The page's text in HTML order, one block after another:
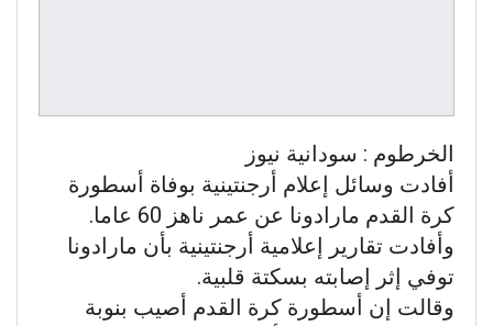
الخرطوم : سودانية نيوز
أفادت وسائل إعلام أرجنتينية بوفاة أسطورة
كرة القدم مارادونا عن عمر ناهز 60 عاما.
وأفادت تقارير إعلامية أرجنتينية بأن مارادونا
توفي إثر إصابته بسكتة قلبية.
وقالت إن أسطورة كرة القدم أصيب بنوبة